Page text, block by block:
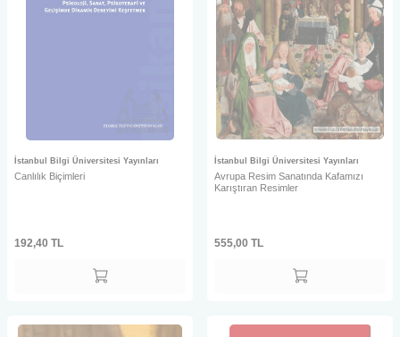
İstanbul Bilgi Üniversitesi Yayınları
Canlılık Biçimleri
192,40 TL
İstanbul Bilgi Üniversitesi Yayınları
Avrupa Resim Sanatında Kafamızı
Karıştıran Resimler
555,00 TL